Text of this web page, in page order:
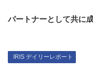
パートナーとして共に
IRIS デイリーレポート